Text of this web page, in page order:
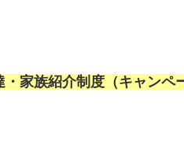
・家族紹介制度（キャンペ